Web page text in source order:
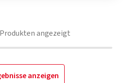
Produkten angezeigt
anzeigen